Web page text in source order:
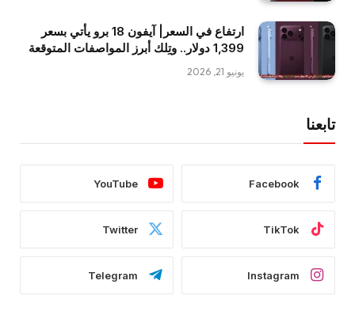
ارتفاع في السعر| آيفون 18 برو يأتي بسعر
1,399 دولار.. وتِلك أبرز المواصفات المتوقعة
يونيو 21, 2026
تابعنا
Facebook
YouTube
TikTok
Twitter
Instagram
Telegram